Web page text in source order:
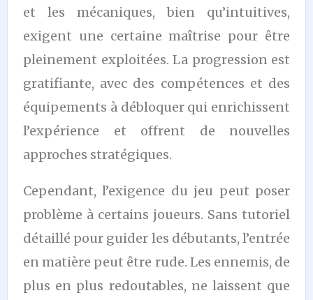
et les mécaniques, bien qu’intuitives,
exigent une certaine maîtrise pour être
pleinement exploitées. La progression est
gratifiante, avec des compétences et des
équipements à débloquer qui enrichissent
l’expérience et offrent de nouvelles
approches stratégiques.
Cependant, l’exigence du jeu peut poser
problème à certains joueurs. Sans tutoriel
détaillé pour guider les débutants, l’entrée
en matière peut être rude. Les ennemis, de
plus en plus redoutables, ne laissent que